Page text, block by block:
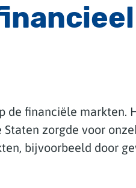
de financiële markten.
zorgde voor
bijvoorbeeld door